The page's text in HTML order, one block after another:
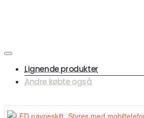
Lignende produkter
Andre købte også